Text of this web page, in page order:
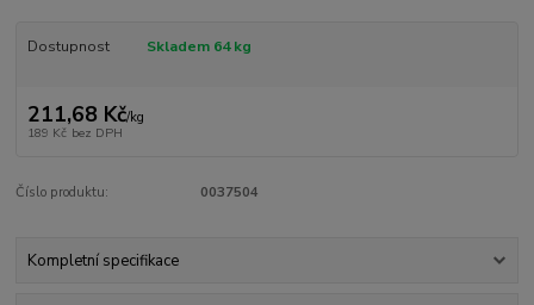
Dostupnost Skladem 64 kg
211,68 Kč/kg
189 Kč bez DPH
Číslo produktu: 0037504
Kompletní specifikace